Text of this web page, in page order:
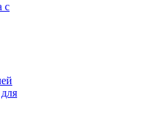
с